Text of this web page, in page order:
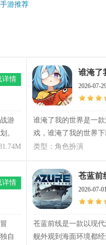
游推荐
游
。
根
战
大
战
舰
载
十
详情
谁淹了
2026-07-
谁淹了我的世界是一
戏，谁淹了我的世界
荒废时代，玩家需要
资、探索废墟和收集
合海洋探索、船只养
玩家的每次航行都可
有特色，从沉没城市
都隐藏着不同资源和
入水下区域寻找隐藏
海水覆盖的世界中展
类型：角色扮演
自
详情
苍蓝前
2026-07-
苍蓝前线是一款以现
舰外观到海面环境都